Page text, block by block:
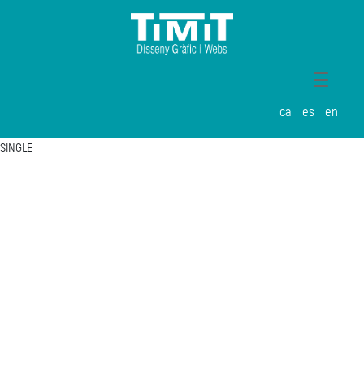
ca es en
SINGLE